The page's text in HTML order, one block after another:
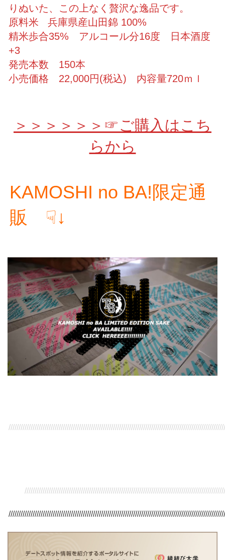
りぬいた、この上なく贅沢な逸品です。
原料米 兵庫県産山田錦 100%
精米歩合35% アルコール分16度 日本酒度
+3
発売本数 150本
小売価格 22,000円(税込) 内容量720ｍｌ
＞＞＞＞＞＞☞ご購入はこち
らから
KAMOSHI no BA!限定通
販 ☟↓